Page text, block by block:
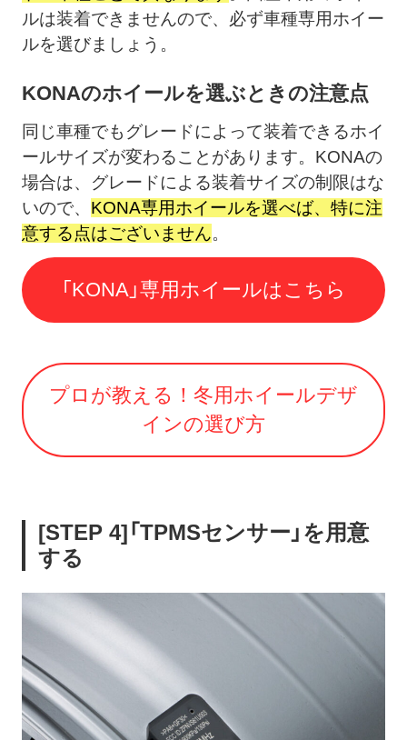
ルは装着できませんので、必ず車種専用ホイー
ルを選びましょう。
KONAのホイールを選ぶときの注意点
同じ車種でもグレードによって装着できるホイ
ールサイズが変わることがあります。KONAの
場合は、グレードによる装着サイズの制限はな
いので、 KONA専用ホイールを選べば、特に注
意する点はございません。
「KONA」専用ホイールはこちら
プロが教える！冬用ホイールデザ
インの選び方
[STEP 4]「TPMSセンサー」を用意
する